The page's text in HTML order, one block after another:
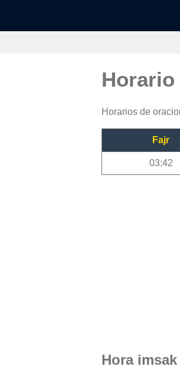
Horario
Horarios de
Fajr
03:42
Hora